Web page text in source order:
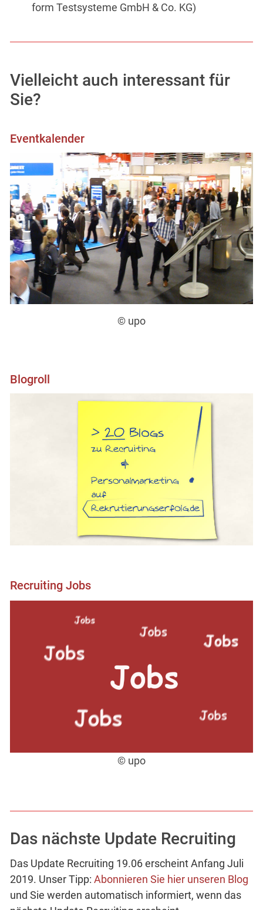
form Testsysteme GmbH & Co. KG)
Vielleicht auch interessant für
Sie?
Eventkalender
© upo
Blogroll
Recruiting Jobs
© upo
Das nächste Update Recruiting
Das Update Recruiting 19.06 erscheint Anfang Juli
2019. Unser Tipp: Abonnieren Sie hier unseren Blog
und Sie werden automatisch informiert, wenn das